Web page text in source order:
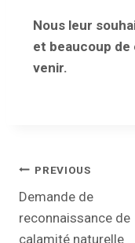
Nous leur
et beaucoup de
venir.
PREVIOUS
Demande de
reconnaissance de
calamité naturelle